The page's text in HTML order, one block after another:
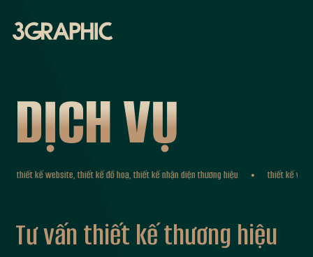
DỊCHVỤ
thiết kế website, thiết kế đồ hoạ, thiết kế nhận diện thương hiệu thiết kế
Tư vấn thiết kế thương hiệu